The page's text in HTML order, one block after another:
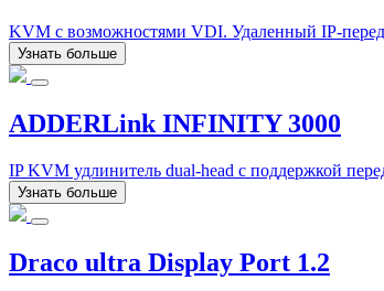
KVM с возможностями VDI. Удаленный IP-
Узнать больше
ADDERLink INFINITY 3000
IP KVM удлинитель dual-head с поддержкой
Узнать больше
Draco ultra Display Port 1.2